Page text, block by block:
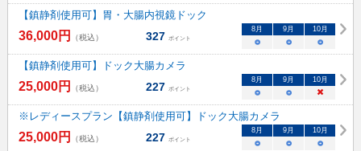
【鎮静剤使用可】胃・大腸内視鏡ドック
36,000円 （税込） 327 ポイント
8 月 9 月 10月
○ ○ ○
【鎮静剤使用可】ドック大腸カメラ
25,000円 （税込） 227 ポイント
8 月 9 月 10月
○ ○ ×
※レディースプラン【鎮静剤使用可】ドック大腸カメラ
25,000円 （税込） 227 ポイント
8 月 9 月 10月
○ ○ ○